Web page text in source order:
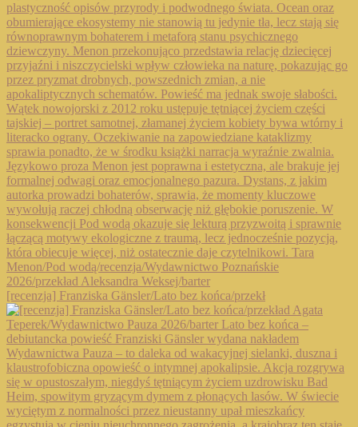
[recenzja] Franziska Gänsler/Lato bez końca/przekł